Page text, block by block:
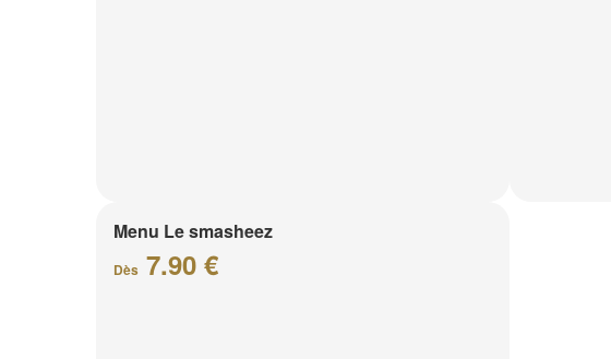
Menu Le smasheez
Dès 7.90 €